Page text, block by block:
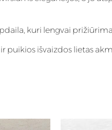
kuri lengvai
puikios išvaizdos lietas